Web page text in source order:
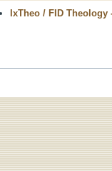
IxTheo / FID Theology